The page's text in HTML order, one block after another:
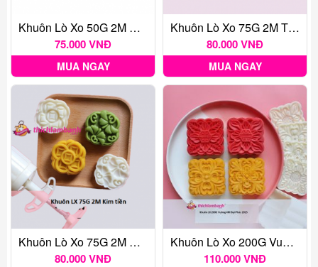
Khuôn Lò Xo 50G 2M Sen Thỏ Ngọc
75.000 VNĐ
MUA NGAY
Khuôn Lò Xo 75G 2M Thanh Liên
80.000 VNĐ
MUA NGAY
Khuôn Lò Xo 75G 2M Kim Tiền
80.000 VNĐ
Khuôn Lò Xo 200G Vuông 4M Đại Phúc 2025
110.000 VNĐ